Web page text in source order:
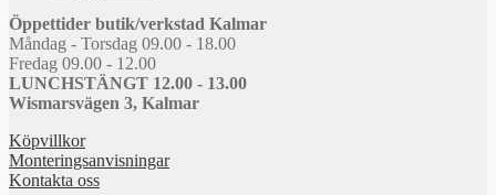
Öppettider butik/verkstad Kalmar
Måndag - Torsdag 09.00 - 18.00
Fredag 09.00 - 12.00
LUNCHSTÄNGT 12.00 - 13.00
Wismarsvägen 3, Kalmar
Köpvillkor
Monteringsanvisningar
Kontakta oss